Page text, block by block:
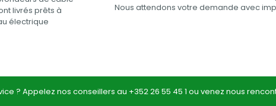
livrés prêts à
électrique
Nous attendons votre demande avec
? Appelez nos conseillers au +352 26 55 45 1 ou venez nous